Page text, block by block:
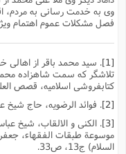
وى به خدمت رسانى به مردم،
فصل مشکلات عموم اهتمام
. سید محمد باقر از اهالى
تلاشگر که سمت شاهزاده محمد
کتابفروشى اسلامیه، قصص
. فوائد الرضویه، حاج شیخ
موسوعة طبقات الفقهاء،
السلام) ج13، ص33.